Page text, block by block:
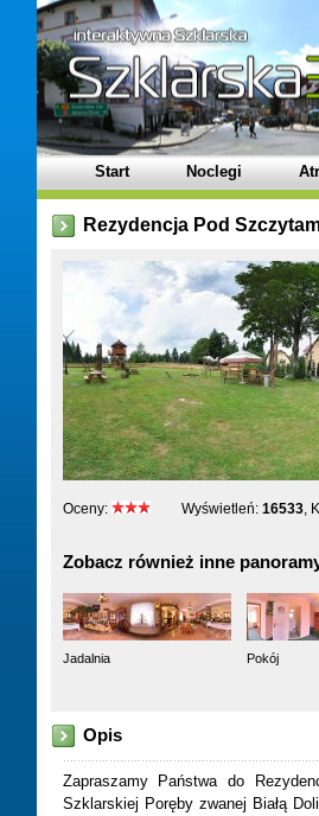
Start Noclegi
Rezydencja Pod
Oceny: Wyświetleń: 16533,
Zobacz również inne
Jadalnia Pokój
Opis
Zapraszamy Państwa do
Szklarskiej Poręby zwanej Białą